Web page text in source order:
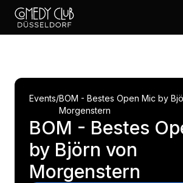
Events/BOM - Bestes Open Mic by
Morgenstern
BOM - Bestes
by Björn von
Morgenstern